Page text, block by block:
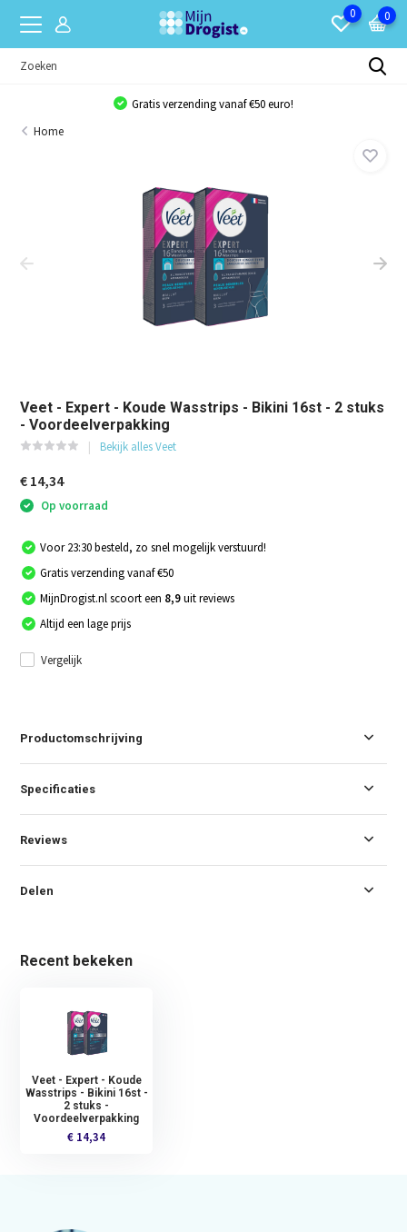
0 0
Gratis verzending vanaf €50 euro!
Home
Veet - Expert - Koude Wasstrips - Bikini 16st - 2 stuks
- Voordeelverpakking
Bekijk alles Veet
€ 14,34
Op voorraad
Voor 23:30 besteld, zo snel mogelijk verstuurd!
Gratis verzending vanaf €50
MijnDrogist.nl scoort een 8,9uit reviews
Altijd een lage prijs
Vergelijk
Productomschrijving
Specificaties
Reviews
Delen
Recent bekeken
Veet - Expert - Koude
Wasstrips - Bikini 16st -
2 stuks -
Voordeelverpakking
€ 14,34